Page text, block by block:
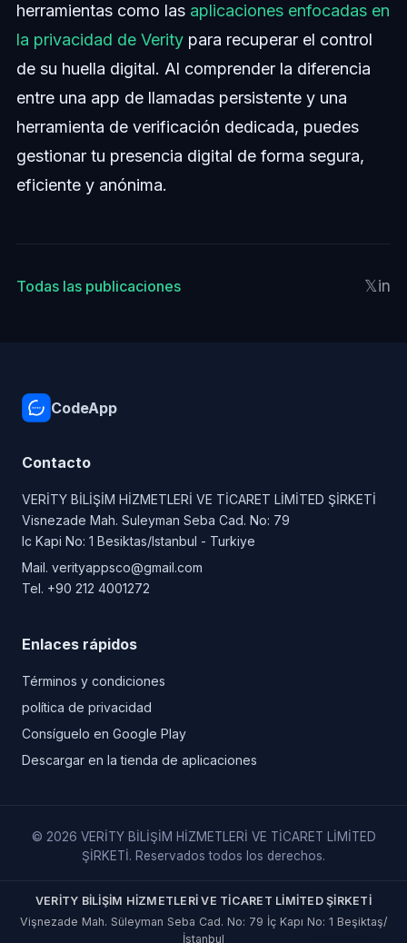
herramientas como las aplicaciones enfocadas en
la privacidad de Veritypara recuperar el control
de su huella digital. Al comprender la diferencia
entre una app de llamadas persistente y una
herramienta de verificación dedicada, puedes
gestionar tu presencia digital de forma segura,
eficiente y anónima.
Todas las publicaciones 𝕏in
CodeApp
Contacto
VERİTY BİLİŞİM HİZMETLERİ VE TİCARET LİMİTED ŞİRKETİ
Visnezade Mah. Suleyman Seba Cad. No: 79
Ic Kapi No: 1 Besiktas/Istanbul - Turkiye
Mail. verityappsco@gmail.com
Tel. +90 212 4001272
Enlaces rápidos
Términos y condiciones
política de privacidad
Consíguelo en Google Play
Descargar en la tienda de aplicaciones
© 2026 VERİTY BİLİŞİM HİZMETLERİ VE TİCARET LİMİTED
ŞİRKETİ. Reservados todos los derechos.
VERİTY BİLİŞİM HİZMETLERİ VE TİCARET LİMİTED ŞİRKETİ
Vişnezade Mah. Süleyman Seba Cad. No: 79 İç Kapı No: 1 Beşiktaş/
İstanbul